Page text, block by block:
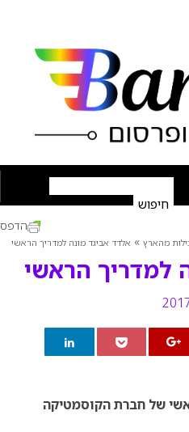
מהארץ » אלדד אביגד מונה למדריך הראשי
למדריך הראשי
הדפס
של חברת הקוסמטיקה